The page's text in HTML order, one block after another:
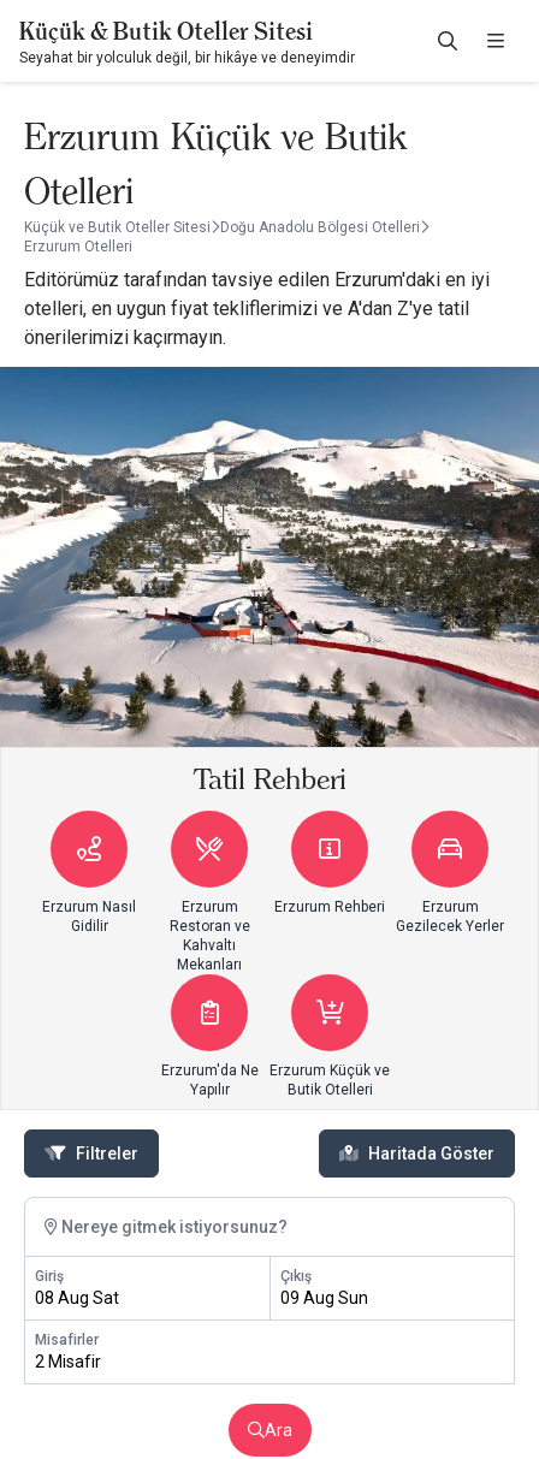
Küçük & Butik Oteller Sitesi
Seyahat bir yolculuk değil, bir hikâye ve deneyimdir
Erzurum Küçük ve Butik
Otelleri
Küçük ve Butik Oteller Sitesi
Doğu Anadolu Bölgesi Otelleri
Erzurum Otelleri
Editörümüz tarafından tavsiye edilen Erzurum'daki en iyi
otelleri, en uygun fiyat tekliflerimizi ve A'dan Z'ye tatil
önerilerimizi kaçırmayın.
Tatil Rehberi
Erzurum Nasıl
Gidilir
Erzurum
Restoran ve
Kahvaltı
Mekanları
Erzurum Rehberi
Erzurum
Gezilecek Yerler
Erzurum'da Ne
Yapılır
Erzurum Küçük ve
Butik Otelleri
Filtreler Haritada Göster
Nereye gitmek istiyorsunuz?
Giriş
08 Aug Sat
Çıkış
09 Aug Sun
Misafirler
2 Misafir
Ara